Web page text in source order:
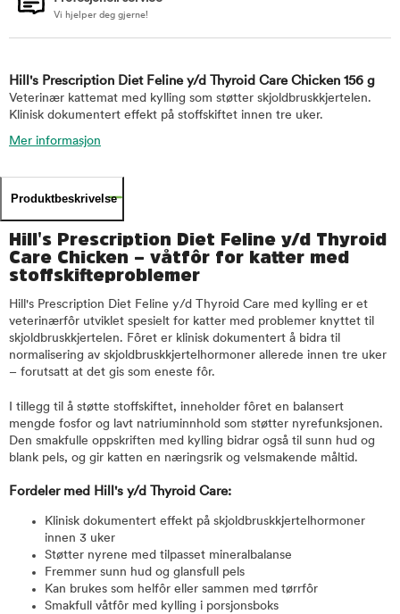
Vi hjelper deg gjerne!
Hill's Prescription Diet Feline y/d Thyroid Care Chicken 156 g
Veterinær kattemat med kylling som støtter skjoldbruskkjertelen.
Klinisk dokumentert effekt på stoffskiftet innen tre uker.
Mer informasjon
Produktbeskrivelse
Hill's Prescription Diet Feline y/d Thyroid
Care Chicken – våtfôr for katter med
stoffskifteproblemer
Hill's Prescription Diet Feline y/d Thyroid Care med kylling er et
veterinærfôr utviklet spesielt for katter med problemer knyttet til
skjoldbruskkjertelen. Fôret er klinisk dokumentert å bidra til
normalisering av skjoldbruskkjertelhormoner allerede innen tre uker
– forutsatt at det gis som eneste fôr.
I tillegg til å støtte stoffskiftet, inneholder fôret en balansert
mengde fosfor og lavt natriuminnhold som støtter nyrefunksjonen.
Den smakfulle oppskriften med kylling bidrar også til sunn hud og
blank pels, og gir katten en næringsrik og velsmakende måltid.
Fordeler med Hill's y/d Thyroid Care:
Klinisk dokumentert effekt på skjoldbruskkjertelhormoner
innen 3 uker
Støtter nyrene med tilpasset mineralbalanse
Fremmer sunn hud og glansfull pels
Kan brukes som helfôr eller sammen med tørrfôr
Smakfull våtfôr med kylling i porsjonsboks